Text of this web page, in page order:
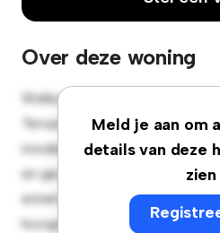
Over deze woning
Meld je aan om
details van deze
zien
Welkom bij je nieuwe
Tervueren 261, 1150 Woluwe-
moderne 2-
en gezellige leefruimte. De
entertainment en de strakke
hoogwaardige apparatuur.